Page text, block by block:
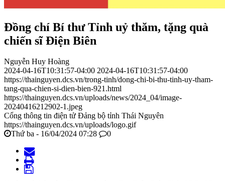
Đồng chí Bí thư Tỉnh uỷ thăm, tặng quà
chiến sĩ Điện Biên
Nguyễn Huy Hoàng
2024-04-16T10:31:57-04:00 2024-04-16T10:31:57-04:00
https://thainguyen.dcs.vn/trong-tinh/dong-chi-bi-thu-tinh-uy-tham-
tang-qua-chien-si-dien-bien-921.html
https://thainguyen.dcs.vn/uploads/news/2024_04/image-
20240416212902-1.jpeg
Cổng thông tin điện tử Đảng bộ tỉnh Thái Nguyên
https://thainguyen.dcs.vn/uploads/logo.gif
Thứ ba - 16/04/2024 07:28
0